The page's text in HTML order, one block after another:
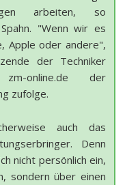
arbeiten, so
"Wenn wir es
Apple oder andere",
der Techniker
online.de der
zufolge.
auch das
Denn
nicht persönlich ein,
sondern über einen